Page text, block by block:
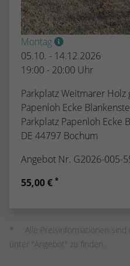
Montag
05.10. - 14.12.2026
19:00 - 20:00 Uhr
Parkplatz Weitmarer Holz
Papenloh Ecke
Parkplatz Papenloh Ecke
DE 44797 Bochum
Angebot Nr. G2026-005-
55,00 € *
Alle Preisinformationen
unter "Angebot" zu finden.